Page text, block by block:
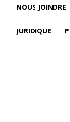
NOUS JOINDRE
JURIDIQUE